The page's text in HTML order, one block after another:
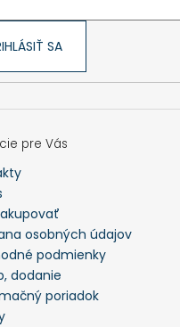
SA
pre Vás
osobných údajov
podmienky
dodanie
poriadok